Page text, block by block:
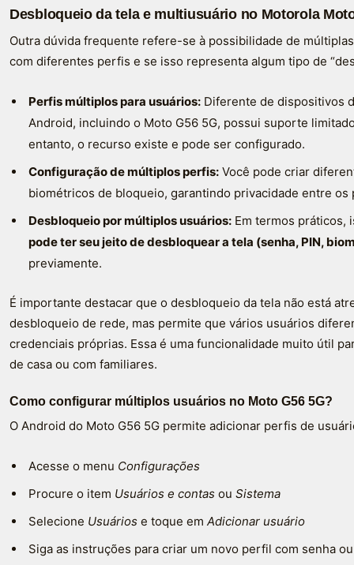
Desbloqueio da tela e multiusuário no Motorola
Outra dúvida frequente refere-se à possibilidade de
com diferentes perfis e se isso representa algum tipo de
Perfis múltiplos para usuários: Diferente de dispositivos
Android, incluindo o Moto G56 5G, possui suporte
entanto, o recurso existe e pode ser configurado.
Configuração de múltiplos perfis: Você pode criar
biométricos de bloqueio, garantindo privacidade entre os
Desbloqueio por múltiplos usuários: Em termos práticos,
pode ter seu jeito de desbloquear a tela (senha, PIN,
previamente.
É importante destacar que o desbloqueio da tela não está
desbloqueio de rede, mas permite que vários usuários
credenciais próprias. Essa é uma funcionalidade muito útil
de casa ou com familiares.
Como configurar múltiplos usuários no Moto G56 5G?
O Android do Moto G56 5G permite adicionar perfis de
Acesse o menu Configurações
Procure o item Usuários e contas ou Sistema
Selecione Usuários e toque em Adicionar usuário
Siga as instruções para criar um novo perfil com senha